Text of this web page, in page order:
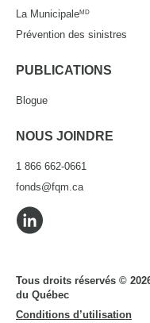
La MunicipaleMD
Prévention des sinistres
PUBLICATIONS
Blogue
NOUS JOINDRE
1 866 662-0661
fonds@fqm.ca
Tous droits réservés ©
du Québec
Conditions d’utilisation